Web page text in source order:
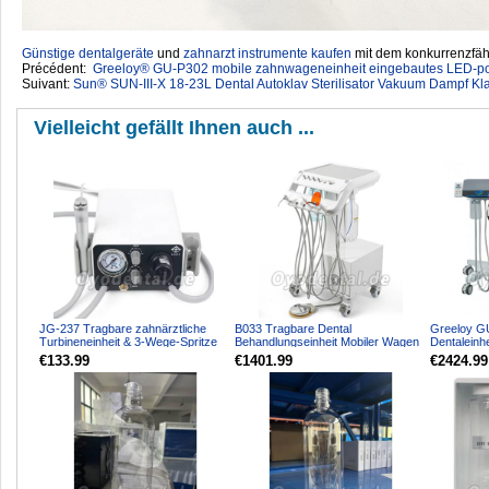
Günstige dentalgeräte ‎ und zahnarzt instrumente kaufen mit dem
Précédent: Greeloy® GU-P302 mobile zahnwageneinheit eingebautes LED-
Suivant: Sun® SUN-III-X 18-23L Dental Autoklav Sterilisator Vakuum Dampf
Vielleicht gefällt Ihnen auch ...
JG-237 Tragbare zahnärztliche
Turbineneinheit & 3-Wege-Spritze
Betrieb mit Luftk...
€133.99
B033 Tragbare Dental
Behandlungseinheit Mobiler Wagen
mit Luftkompressor Scaler ...
€1401.99
Greeloy
€2424.99